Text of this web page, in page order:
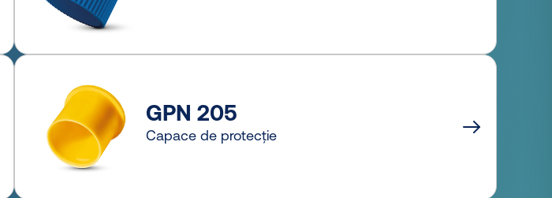
GPN 205
Capace de protecție